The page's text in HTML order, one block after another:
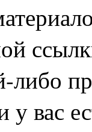
либо
у вас